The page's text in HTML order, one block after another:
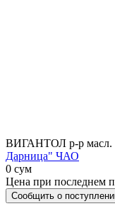
ВИГАНТОЛ р-р масл.
Дарница" ЧАО
0 сум
Цена при последнем
Сообщить о